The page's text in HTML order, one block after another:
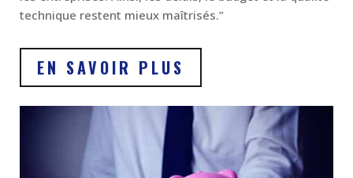
technique restent mieux maîtrisés.”
EN SAVOIR PLUS